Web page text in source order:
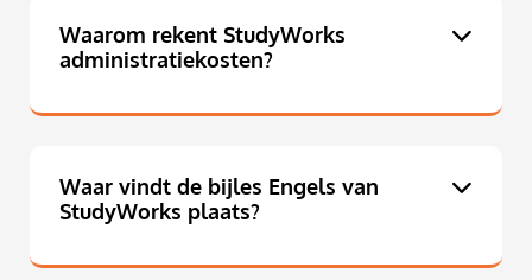
Waarom rekent StudyWorks
administratiekosten?
Waar vindt de bijles Engels van
StudyWorks plaats?